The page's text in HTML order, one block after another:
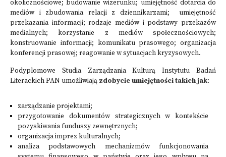
okolicznościowe; budowanie wizerunku; umiejętność dotarcia do
mediów i zbudowania relacji z dziennikarzami; umiejętność
przekazania informacji; rodzaje mediów i podstawy przekazów
medialnych; korzystanie z mediów społecznościowych;
konstruowanie informacji; komunikatu prasowego; organizacja
konferencji prasowej; reagowanie w sytuacjach kryzysowych.
Podyplomowe Studia Zarządzania Kulturą Instytutu Badań
Literackich PAN umożliwiają zdobycie umiejętności takich jak:
zarządzanie projektami;
przygotowanie dokumentów strategicznych w kontekście
pozyskiwania funduszy zewnętrznych;
organizacja imprez kulturalnych;
analiza podstawowych mechanizmów funkcjonowania